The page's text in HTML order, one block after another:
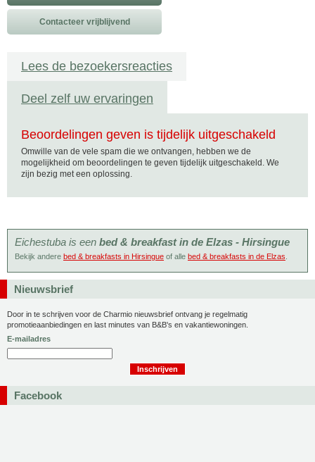
Contacteer vrijblijvend
Lees de bezoekersreacties
Deel zelf uw ervaringen
Beoordelingen geven is tijdelijk uitgeschakeld
Omwille van de vele spam die we ontvangen, hebben we de
mogelijkheid om beoordelingen te geven tijdelijk uitgeschakeld. We
zijn bezig met een oplossing.
Eichestuba is een bed & breakfast in de Elzas - Hirsingue
Bekijk andere bed & breakfasts in Hirsingue of alle bed & breakfasts in de Elzas
Nieuwsbrief
Door in te schrijven voor de Charmio nieuwsbrief ontvang je regelmatig
promotieaanbiedingen en last minutes van B&B's en vakantiewoningen.
E-mailadres
Facebook